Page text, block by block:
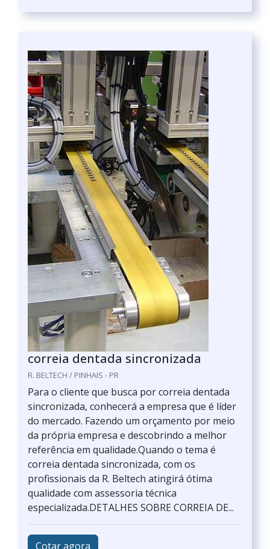
correia dentada sincronizada
R. BELTECH / PINHAIS - PR
Para o cliente que busca por correia dentada
sincronizada, conhecerá a empresa que é líder
do mercado. Fazendo um orçamento por meio
da própria empresa e descobrindo a melhor
referência em qualidade.Quando o tema é
correia dentada sincronizada, com os
profissionais da R. Beltech atingirá ótima
qualidade com assessoria técnica
especializada.DETALHES SOBRE CORREIA DE...
Cotar agora